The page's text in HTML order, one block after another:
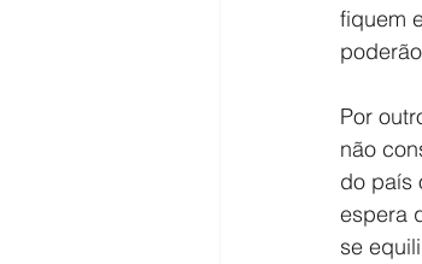
fiquem
Por
não
do país
espera
se